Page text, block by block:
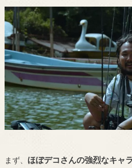
まず、 ほぼデコさんの強烈なキャ